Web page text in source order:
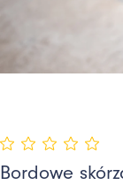
Bordowe